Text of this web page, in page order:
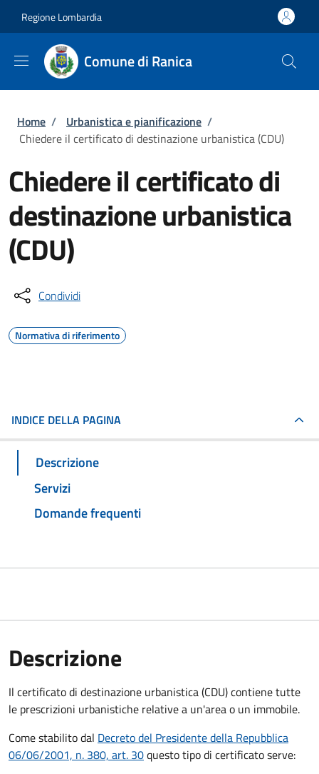
Regione Lombardia
Comune di Ranica
Briciole di pane
Home / Urbanistica e pianificazione /
Chiedere il certificato di destinazione urbanistica (CDU)
Chiedere il certificato di
destinazione urbanistica
(CDU)
Condividi
Normativa di riferimento
INDICE DELLA PAGINA
Descrizione
Servizi
Domande frequenti
Descrizione
Il certificato di destinazione urbanistica (CDU) contiene tutte
le prescrizioni urbanistiche relative a un'area o un immobile.
Come stabilito dal Decreto del Presidente della Repubblica
06/06/2001, n. 380, art. 30questo tipo di certificato serve: